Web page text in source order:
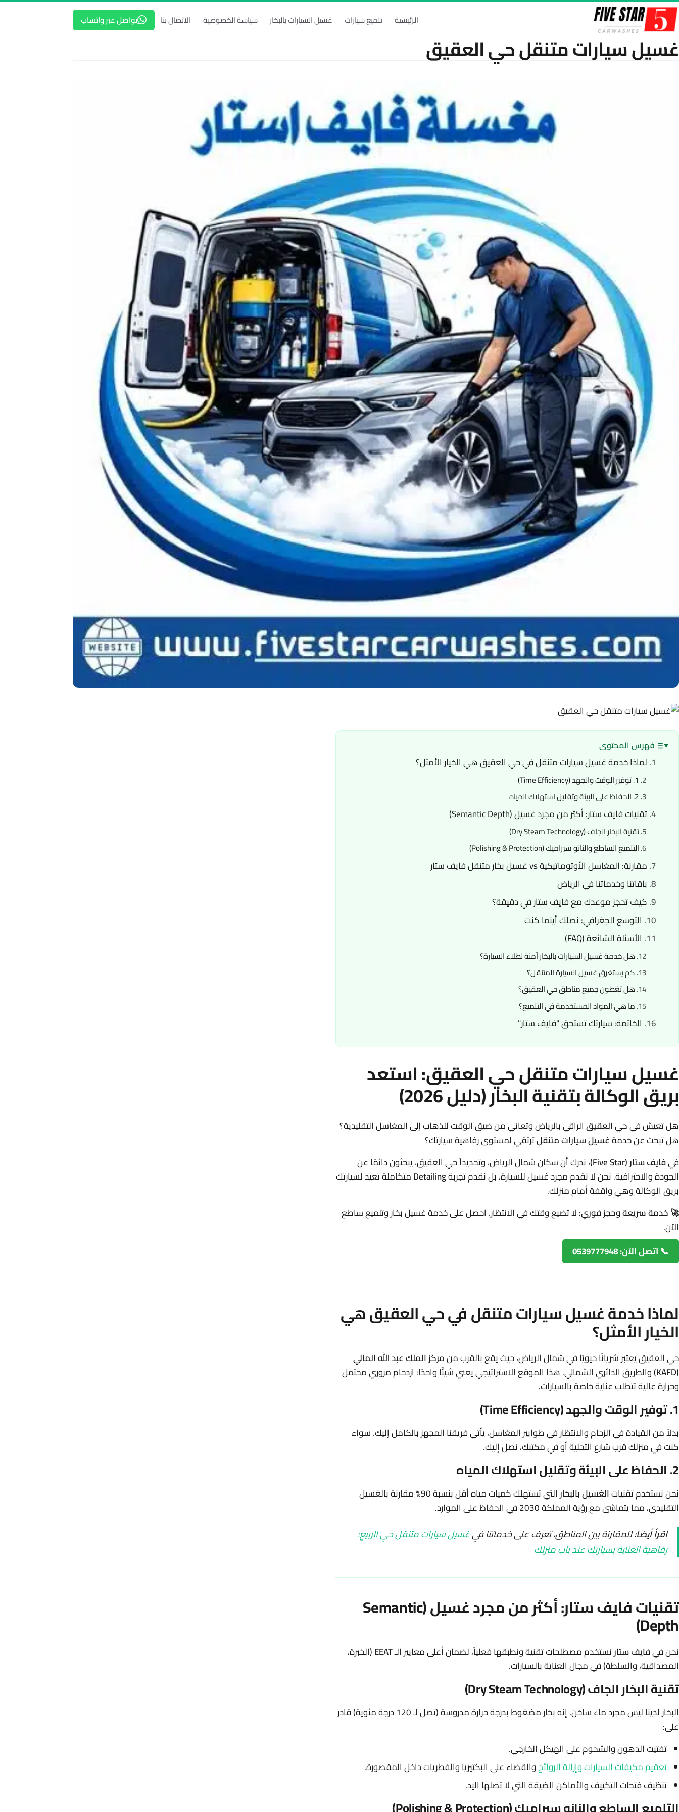
تخطّى إلى المحتوى
الرئيسية تلميع سيارات غسيل السيارات بالبخار سياسة الخصوصية الاتصال بنا تواصل عبر واتساب
غسيل سيارات متنقل حي العقيق
فهرس المحتوى
لماذا خدمة غسيل سيارات متنقل في حي العقيق هي الخيار الأمثل؟
1. توفير الوقت والجهد (Time Efficiency)
2. الحفاظ على البيئة وتقليل استهلاك المياه
تقنيات فايف ستار: أكثر من مجرد غسيل (Semantic Depth)
تقنية البخار الجاف (Dry Steam Technology)
التلميع الساطع والنانو سيراميك (Polishing & Protection)
مقارنة: المغاسل الأوتوماتيكية vs غسيل بخار متنقل فايف ستار
باقاتنا وخدماتنا في الرياض
كيف تحجز موعدك مع فايف ستار في دقيقة؟
التوسع الجغرافي: نصلك أينما كنت
الأسئلة الشائعة (FAQ)
هل خدمة غسيل السيارات بالبخار آمنة لطلاء السيارة؟
كم يستغرق غسيل السيارة المتنقل؟
هل تغطون جميع مناطق حي العقيق؟
ما هي المواد المستخدمة في التلميع؟
الخاتمة: سيارتك تستحق "فايف ستار"
غسيل سيارات متنقل حي العقيق: استعد
بريق الوكالة بتقنية البخار (دليل 2026)
هل تعيش فيحي العقيقالراقي بالرياض وتعاني من ضيق الوقت للذهاب إلى المغاسل التقليدية؟
هل تبحث عن خدمةغسيل سيارات متنقلترتقي لمستوى رفاهية سيارتك؟
فيفايف ستار (Five Star)
، ندرك أن سكان شمال الرياض، وتحديداً حي العقيق، يبحثون دائمًا عن
الجودة والاحترافية. نحن لا نقدم مجرد غسيل للسيارة، بل نقدم تجربةDetailingمتكاملة تعيد لسيارتك
بريق الوكالة وهي واقفة أمام منزلك.
🚀 خدمة سريعة وحجز فوري:لا تضيع وقتك في الانتظار. احصل على خدمة غسيل بخار وتلميع ساطع
الآن.
📞 اتصل الآن: 0539777948
لماذا خدمة غسيل سيارات متنقل في حي العقيق هي
الخيار الأمثل؟
حي العقيق يعتبر شريانًا حيويًا في شمال الرياض، حيث يقع بالقرب منمركز الملك عبد الله المالي
(KAFD)
والطريق الدائري الشمالي. هذا الموقع الاستراتيجي يعني شيئًا واحدًا: ازدحام مروري محتمل
وحرارة عالية تتطلب عناية خاصة بالسيارات.
1. توفير الوقت والجهد (Time Efficiency)
بدلاً من القيادة في الزحام والانتظار في طوابير المغاسل، يأتي فريقنا المجهز بالكامل إليك. سواء
كنت في منزلك قرب شارع التحلية أو في مكتبك، نصل إليك.
2. الحفاظ على البيئة وتقليل استهلاك المياه
نحن نستخدم تقنياتالغسيل بالبخار
التي تستهلك كميات مياه أقل بنسبة 90% مقارنة بالغسيل
التقليدي، مما يتماشى مع رؤية المملكة 2030 في الحفاظ على الموارد.
اقرأ أيضاً:للمقارنة بين المناطق، تعرف على خدماتنا فيغسيل سيارات متنقل حي الربيع:
رفاهية العناية بسيارتك عند باب منزلك
تقنيات فايف ستار: أكثر من مجرد غسيل (Semantic
Depth)
نحن فيفايف ستارنستخدم مصطلحات تقنية ونطبقها فعلياً، لضمان أعلى معايير الـEEAT(الخبرة،
المصداقية، والسلطة) في مجال العناية بالسيارات.
تقنية البخار الجاف (Dry Steam Technology)
البخار لدينا ليس مجرد ماء ساخن. إنه بخار مضغوط بدرجة حرارة مدروسة (تصل لـ 120 درجة مئوية) قادر
على:
تفتيت الدهون والشحوم على الهيكل الخارجي.
تعقيم مكيفات السيارات وإزالة الروائحوالقضاء على البكتيريا والفطريات داخل المقصورة.
تنظيف فتحات التكييف والأماكن الضيقة التي لا تصلها اليد.